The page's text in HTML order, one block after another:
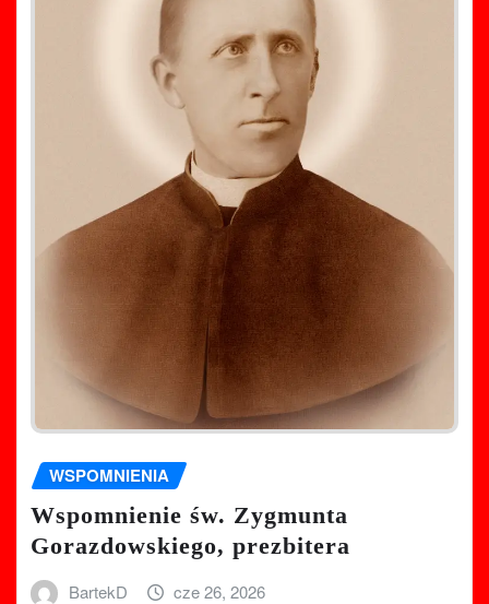
WSPOMNIENIA
Wspomnienie św. Zygmunta
Gorazdowskiego, prezbitera
BartekD cze 26, 2026